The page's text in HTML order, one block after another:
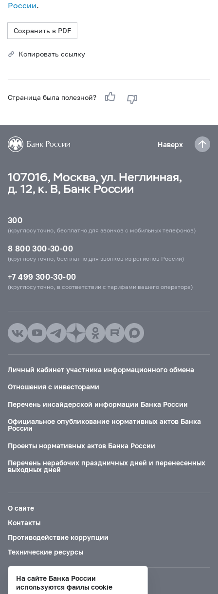
России.
Сохранить в PDF
Копировать ссылку
Страница была полезной?
Наверх
107016, Москва, ул. Неглинная,
д. 12, к. В, Банк России
300
(круглосуточно, бесплатно для звонков с мобильных телефонов)
8 800 300-30-00
(круглосуточно, бесплатно для звонков из регионов России)
+7 499 300-30-00
(круглосуточно, в соответствии с тарифами вашего оператора)
Личный кабинет участника информационного обмена
Отношения с инвесторами
Перечень инсайдерской информации Банка России
Официальное опубликование нормативных актов Банка
России
Проекты нормативных актов Банка России
Перечень нерабочих праздничных дней и перенесенных
выходных дней
О сайте
Контакты
Противодействие коррупции
Технические ресурсы
Версия для слабовидящих
На сайте Банка России
используются файлы cookie